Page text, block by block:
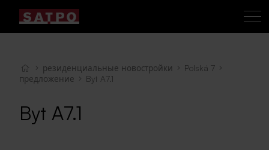
резиденциальные новостройки
Polská 7
предложение
Byt A7.1
Byt A7.1